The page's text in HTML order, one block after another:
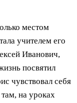
местом
учителем его
Иванович,
посвятил
чувствовал себя
на уроках